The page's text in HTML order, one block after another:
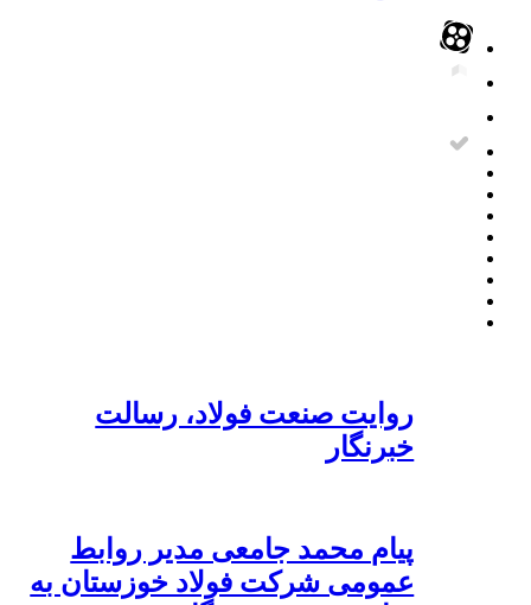
روایت صنعت فولاد،‌ رسالت
خبرنگار
پیام محمد جامعی مدیر روابط
عمومی شرکت فولاد خوزستان به